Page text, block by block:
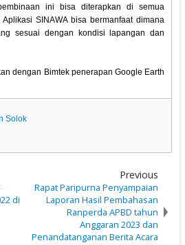
ini bisa diterapkan di semua
SINAWA bisa bermanfaat dimana
sesuai dengan kondisi lapangan dan
dengan Bimtek penerapan Google Earth
Solok
di
Previous
Rapat Paripurna Penyampaian
Laporan Hasil Pembahasan
Ranperda APBD tahun
Anggaran 2023 dan
Penandatanganan Berita Acara